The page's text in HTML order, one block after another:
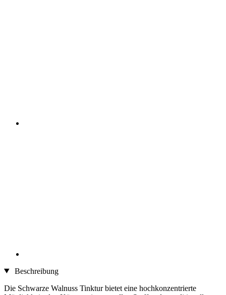
Beschreibung
Die Schwarze Walnuss Tinktur bietet eine hochkonzentrierte